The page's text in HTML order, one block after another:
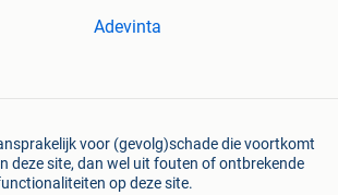
Adevinta
voor (gevolg)schade die voortkomt
deze site, dan wel uit fouten of ontbrekende
op deze site.